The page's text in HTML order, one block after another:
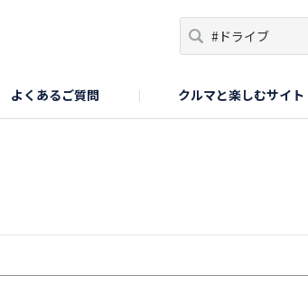
よくあるご質問 クルマと楽しむサイト